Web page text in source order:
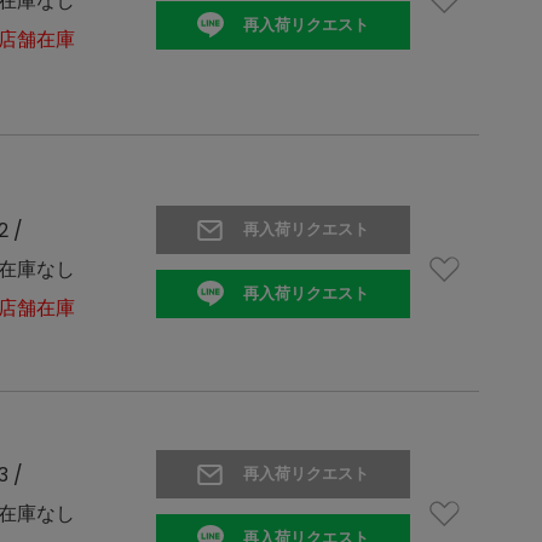
舗在庫
再入荷リクエスト
/
庫なし
舗在庫
再入荷リクエスト
再入荷リクエスト
/
庫なし
再入荷リクエスト
再入荷リクエスト